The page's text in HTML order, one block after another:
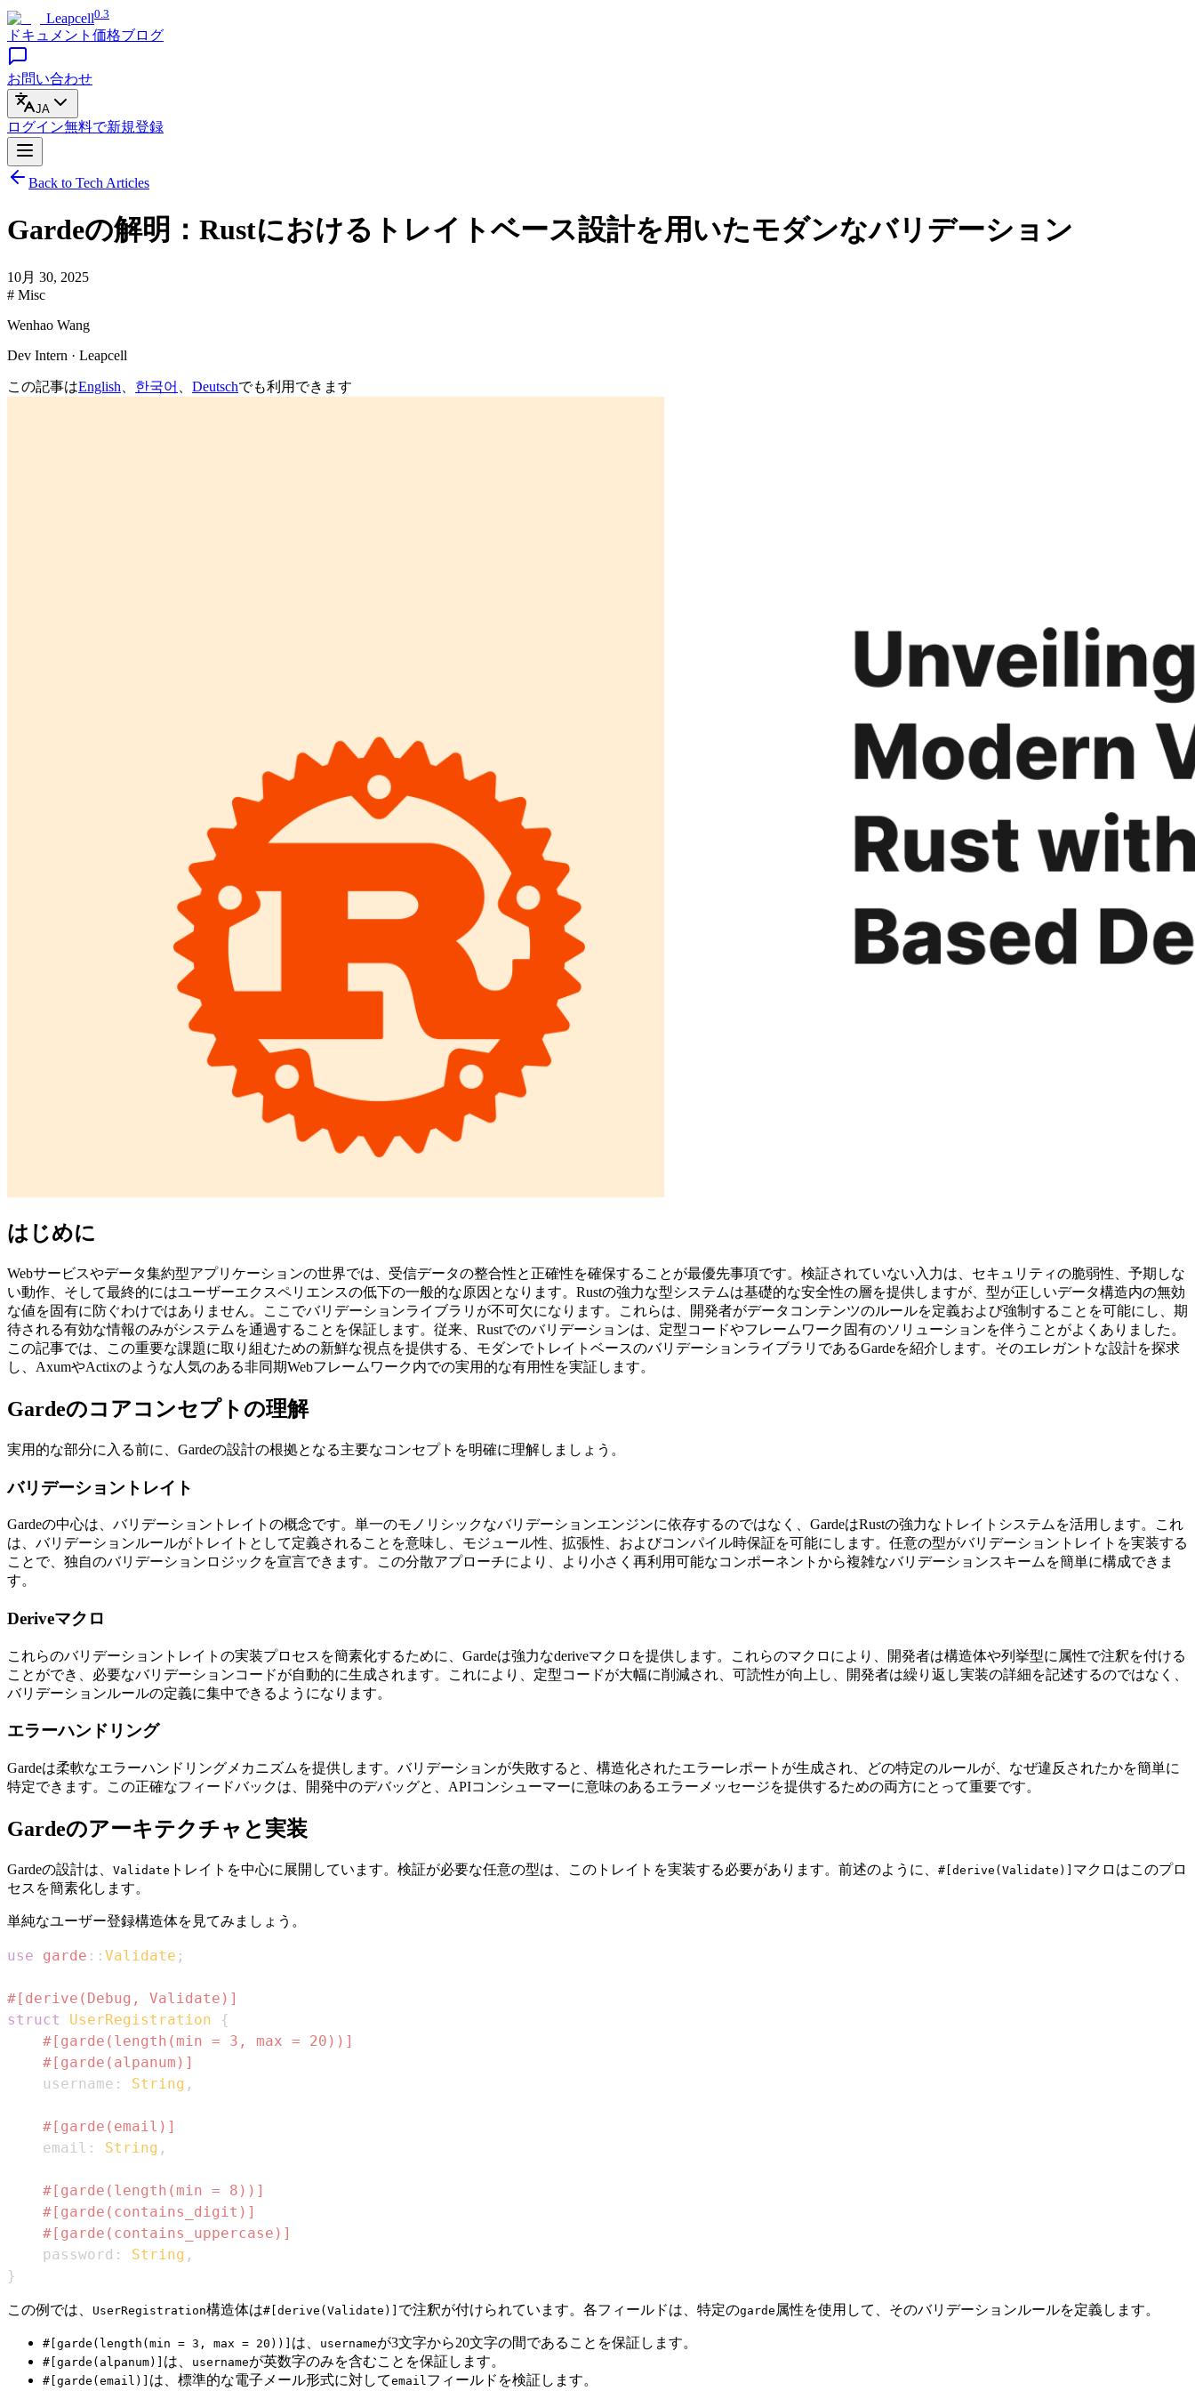
Leapcell0.3
ドキュメント 価格ブログ
お問い合わせ
JA
ログイン無料で新規登録
Back to Tech Articles
Gardeの解明：Rustにおけるトレイトベース設計を用いたモダンなバリデーション
10月 30, 2025
# Misc
Wenhao Wang
Dev Intern · Leapcell
この記事はEnglish 한국어 Deutschでも利用できます
はじめに
Webサービスやデータ集約型アプリケーションの世界では、受信データの整合性と正確性を確保することが最優先事項です。検証されていない入力は、セキュリティの脆弱性、予期しな
い動作、そして最終的にはユーザーエクスペリエンスの低下の一般的な原因となります。Rustの強力な型システムは基礎的な安全性の層を提供しますが、型が正しいデータ構造内の無効
な値を固有に防ぐわけではありません。ここでバリデーションライブラリが不可欠になります。これらは、開発者がデータコンテンツのルールを定義および強制することを可能にし、期
待される有効な情報のみがシステムを通過することを保証します。従来、Rustでのバリデーションは、定型コードやフレームワーク固有のソリューションを伴うことがよくありました。
この記事では、この重要な課題に取り組むための新鮮な視点を提供する、モダンでトレイトベースのバリデーションライブラリであるGardeを紹介します。そのエレガントな設計を探求
し、AxumやActixのような人気のある非同期Webフレームワーク内での実用的な有用性を実証します。
Gardeのコアコンセプトの理解
実用的な部分に入る前に、Gardeの設計の根拠となる主要なコンセプトを明確に理解しましょう。
バリデーショントレイト
Gardeの中心は、バリデーショントレイトの概念です。単一のモノリシックなバリデーションエンジンに依存するのではなく、GardeはRustの強力なトレイトシステムを活用します。これ
は、バリデーションルールがトレイトとして定義されることを意味し、モジュール性、拡張性、およびコンパイル時保証を可能にします。任意の型がバリデーショントレイトを実装する
ことで、独自のバリデーションロジックを宣言できます。この分散アプローチにより、より小さく再利用可能なコンポーネントから複雑なバリデーションスキームを簡単に構成できま
す。
Deriveマクロ
これらのバリデーショントレイトの実装プロセスを簡素化するために、Gardeは強力なderiveマクロを提供します。これらのマクロにより、開発者は構造体や列挙型に属性で注釈を付ける
ことができ、必要なバリデーションコードが自動的に生成されます。これにより、定型コードが大幅に削減され、可読性が向上し、開発者は繰り返し実装の詳細を記述するのではなく、
バリデーションルールの定義に集中できるようになります。
エラーハンドリング
Gardeは柔軟なエラーハンドリングメカニズムを提供します。バリデーションが失敗すると、構造化されたエラーレポートが生成され、どの特定のルールが、なぜ違反されたかを簡単に
特定できます。この正確なフィードバックは、開発中のデバッグと、APIコンシューマーに意味のあるエラーメッセージを提供するための両方にとって重要です。
Gardeのアーキテクチャと実装
Gardeの設計は、 Validate トレイトを中心に展開しています。検証が必要な任意の型は、このトレイトを実装する必要があります。前述のように、 #[derive(Validate)] マクロはこのプロ
セスを簡素化します。
単純なユーザー登録構造体を見てみましょう。
use garde :: Validate ;
#[derive(Debug, Validate)]
struct
UserRegistration
{
#[garde(length(min = 3, max = 20))]
#[garde(alpanum)]
    username
: String ,
#[garde(email)]
    email
: String ,
#[garde(length(min = 8))]
#[garde(contains_digit)]
#[garde(contains_uppercase)]
    password
: String ,
}
この例では、 UserRegistration構造体は#[derive(Validate)] で注釈が付けられています。各フィールドは、特定のgarde 属性を使用して、そのバリデーションルールを定義します。
#[garde(length(min = 3, max = 20))] は、 usernameが3文字から20文字の間であることを保証します。
#[garde(alpanum)] は、 usernameが英数字のみを含むことを保証します。
#[garde(email)] は、標準的な電子メール形式に対してemail フィールドを検証します。